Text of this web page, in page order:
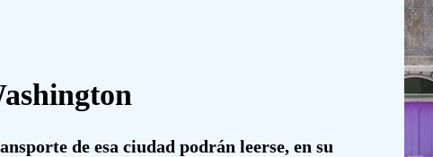
de esa ciudad podrán leerse, en su